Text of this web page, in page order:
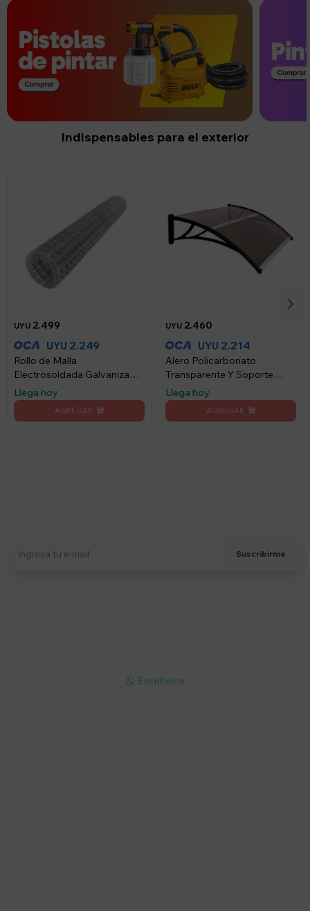
Indispensables para el exterior
UYU 2.499
UYU 2.249
Rollo de Malla
Electrosoldada Galvanizada
Lumax 1.5x25mts
Llega hoy
UYU 2.460
UYU 2.214
Alero Policarbonato
Transparente Y Soporte
Negro 1.5 x 1.0 m
Llega hoy
Suscribirme
 Escribinos